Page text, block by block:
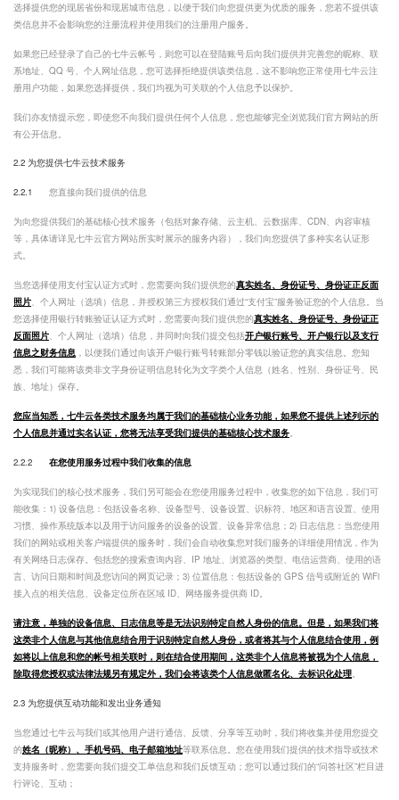
选择提供您的现居省份和现居城市信息，以便于我们向您提供更为优质的服务，您若不提供该
类信息并不会影响您的注册流程并使用我们的注册用户服务。
如果您已经登录了自己的七牛云帐号，则您可以在登陆账号后向我们提供并完善您的昵称、联
系地址、QQ 号、个人网址信息，您可选择拒绝提供该类信息，这不影响您正常使用七牛云注
册用户功能，如果您选择提供，我们均视为可关联的个人信息予以保护。
我们亦友情提示您，即使您不向我们提供任何个人信息，您也能够完全浏览我们官方网站的所
有公开信息。
2.2 为您提供七牛云技术服务
2.2.1 您直接向我们提供的信息
为向您提供我们的基础核心技术服务（包括对象存储、云主机、云数据库、CDN、内容审核
等，具体请详见七牛云官方网站所实时展示的服务内容），我们向您提供了多种实名认证形
式。
当您选择使用支付宝认证方式时，您需要向我们提供您的真实姓名、身份证号、身份证正反面
照片、个人网址（选填）信息，并授权第三方授权我们通过“支付宝”服务验证您的个人信息。当
您选择使用银行转账验证认证方式时，您需要向我们提供您的真实姓名、身份证号、身份证正
反面照片、个人网址（选填）信息，并同时向我们提交包括开户银行账号、开户银行以及支行
信息之财务信息 ，以便我们通过向该开户银行账号转账部分零钱以验证您的真实信息。您知
悉，我们可能将该类非文字身份证明信息转化为文字类个人信息（姓名、性别、身份证号、民
族、地址）保存。
您应当知悉，七牛云各类技术服务均属于我们的基础核心业务功能，如果您不提供上述列示的
个人信息并通过实名认证，您将无法享受我们提供的基础核心技术服务。
2.2.2 在您使用服务过程中我们收集的信息
为实现我们的核心技术服务，我们另可能会在您使用服务过程中，收集您的如下信息，我们可
能收集：1) 设备信息：包括设备名称、设备型号、设备设置、识标符、地区和语言设置、使用
习惯、操作系统版本以及用于访问服务的设备的设置、设备异常信息；2) 日志信息：当您使用
我们的网站或相关客户端提供的服务时，我们会自动收集您对我们服务的详细使用情况，作为
有关网络日志保存。包括您的搜索查询内容、IP 地址、浏览器的类型、电信运营商、使用的语
言、访问日期和时间及您访问的网页记录；3) 位置信息：包括设备的 GPS 信号或附近的 WiFi
接入点的相关信息、设备定位所在区域 ID、网络服务提供商 ID。
请注意，单独的设备信息、日志信息等是无法识别特定自然人身份的信息。但是，如果我们将
这类非个人信息与其他信息结合用于识别特定自然人身份，或者将其与个人信息结合使用，例
如将以上信息和您的帐号相关联时，则在结合使用期间，这类非个人信息将被视为个人信息，
除取得您授权或法律法规另有规定外，我们会将该类个人信息做匿名化、去标识化处理。
2.3 为您提供互动功能和发出业务通知
当您通过七牛云与我们或其他用户进行通信、反馈、分享等互动时，我们将收集并使用您提交
的姓名（昵称）、手机号码、电子邮箱地址等联系信息。您在使用我们提供的技术指导或技术
支持服务时，您需要向我们提交工单信息和我们反馈互动；您可以通过我们的“问答社区”栏目进
行评论、互动；